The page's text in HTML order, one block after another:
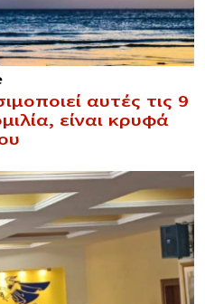
αυτές τις 9
είναι κρυφά